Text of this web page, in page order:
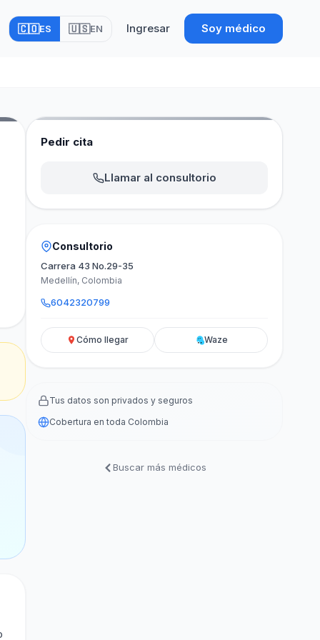
🇨🇴ES 🇺🇸EN Ingresar Soy médico
Pedir cita
Llamar al consultorio
Consultorio
Carrera 43 No.29-35
Medellín, Colombia
6042320799
Cómo llegar Waze
Tus datos son privados y seguros
Cobertura en toda Colombia
Buscar más médicos